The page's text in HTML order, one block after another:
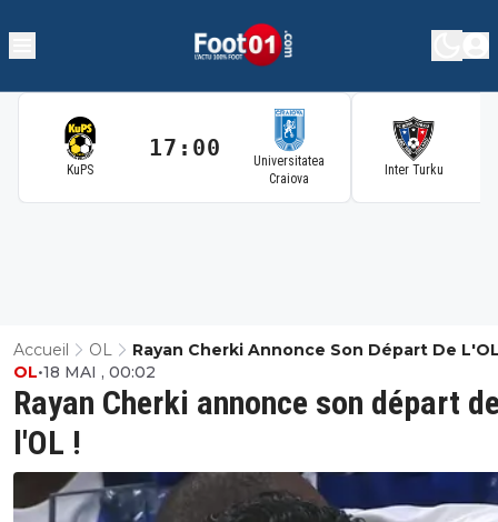
KuPS
17:00
Universitatea
Craiova
Inter Turku
Accueil OL Rayan Cherki Annonce Son Départ De
Rayan Cherki annonce son départ
l'OL !
OL•18 MAI , 00:02